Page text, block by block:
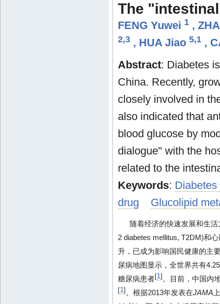
The
FENG Yuwei 1 ,
2,3 , HUA Jiao 5,1 ,
Abstract: Diabetes
China. Recently,
closely involved in
also indicated that
blood glucose by
dialogue" with the
related to the
Keywords:
drug
Glucolipid
随着经济的快速发展和生
2 diabetes mellitus, T2DM)和
升，已成为影响国民健康的主
尿病地图显示，全世界共有
糖尿病患者[1] 。目前，中国内
[1] 。根据2013年发表在JAMA